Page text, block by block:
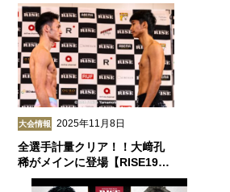
大会情報 2025年11月8日
全選手計量クリア！！大﨑孔
稀がメインに登場【RISE19…